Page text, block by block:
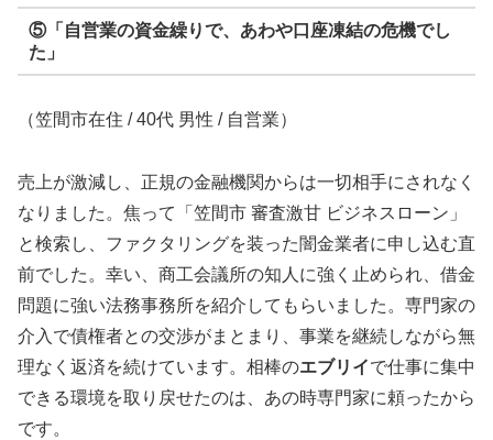
⑤「自営業の資金繰りで、あわや口座凍結の危機でし
た」
（笠間市在住 / 40代 男性 / 自営業）
売上が激減し、正規の金融機関からは一切相手にされなく
なりました。焦って「笠間市 審査激甘 ビジネスローン」
と検索し、ファクタリングを装った闇金業者に申し込む直
前でした。幸い、商工会議所の知人に強く止められ、借金
問題に強い法務事務所を紹介してもらいました。専門家の
介入で債権者との交渉がまとまり、事業を継続しながら無
理なく返済を続けています。相棒のエブリイで仕事に集中
できる環境を取り戻せたのは、あの時専門家に頼ったから
です。